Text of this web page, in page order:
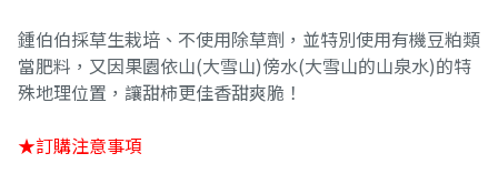
鍾伯伯採草生栽培、不使用除草劑，並特別使用有機豆粕類
當肥料，又因果園依山(大雪山)傍水(大雪山的山泉水)的特
殊地理位置，讓甜柿更佳香甜爽脆！
★訂購注意事項